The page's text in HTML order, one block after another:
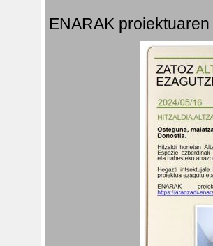
ENARAK